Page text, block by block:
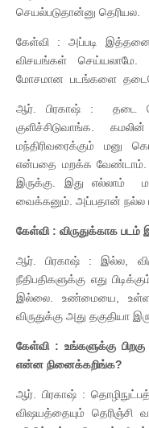
செயல்படுதான்னு தெரியல.
கேள்வி : அப்படி இத்தனை
விசயங்கள் செய்யலாமே.
மோசமான படங்களை
ஆர். பிரகாஷ் : தடை
குளிச்சிடுவாங்க.
மந்திரிவரைக்கும் மனு
என்பதை மறக்க வேண்டாம்.
இருக்கு. இது எல்லாம்
வைக்கனும். அப்பதான் நல்ல
கேள்வி : விருதுக்காக
ஆர். பிரகாஷ் : இல்ல,
நீதிபதிகளுக்கு எது
இல்லை. உண்மையை,
விருதுக்கு அது தகுதியா
கேள்வி : உங்களுக்கு
என்ன நினைக்கறிங்க?
ஆர். பிரகாஷ் :
விஷயத்தையும் தெரிஞ்சி